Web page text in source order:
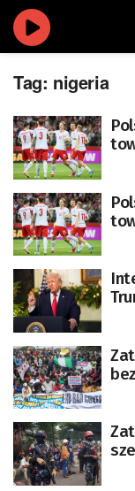
Tag: nigeria